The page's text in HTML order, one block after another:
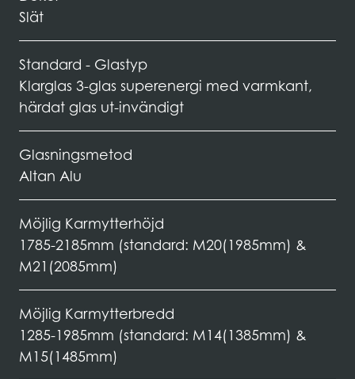
Slät
Standard - Glastyp
Klarglas 3-glas superenergi med varmkant,
härdat glas ut-invändigt
Glasningsmetod
Altan Alu
Möjlig Karmytterhöjd
1785-2185mm (standard: M20(1985mm) &
M21(2085mm)
Möjlig Karmytterbredd
1285-1985mm (standard: M14(1385mm) &
M15(1485mm)